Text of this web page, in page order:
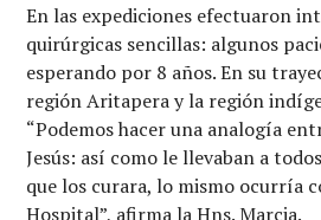
En las expediciones efectuaron
quirúrgicas sencillas: algunos
esperando por 8 años. En su
región Aritapera y la región
“Podemos hacer una analogía
Jesús: así como le llevaban a
que los curara, lo mismo ocurría
Hospital”, afirma la Hns. Marcia.